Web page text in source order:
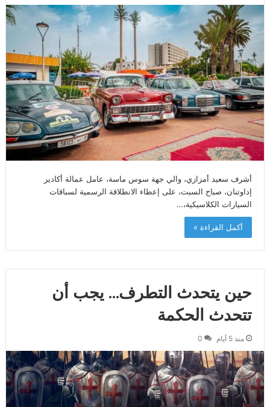
أشرف سعيد أمزازي، والي جهة سوس ماسة، عامل عمالة أكادير
إداوتنان، صباح السبت، على إعطاء الانطلاقة الرسمية لسباقات
السيارات الكلاسيكية،…
أكمل القراءة »
حين يتحدث التطرف… يجب أن
تتحدث الحكمة
منذ 5 أيام 0